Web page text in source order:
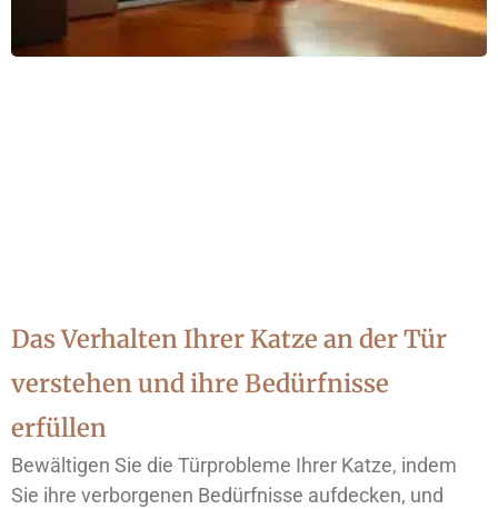
Das Verhalten Ihrer Katze an der Tür
verstehen und ihre Bedürfnisse
erfüllen
Bewältigen Sie die Türprobleme Ihrer Katze, indem
Sie ihre verborgenen Bedürfnisse aufdecken, und